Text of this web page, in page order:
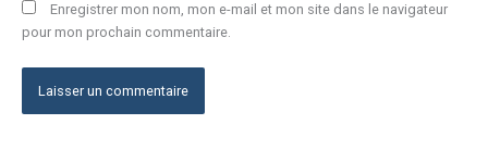
Enregistrer mon nom, mon e-mail et mon site dans le navigateur
pour mon prochain commentaire.